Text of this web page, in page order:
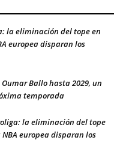
la eliminación del tope en
europea disparan los
Ballo hasta 2029, un
temporada
la eliminación del tope
europea disparan los